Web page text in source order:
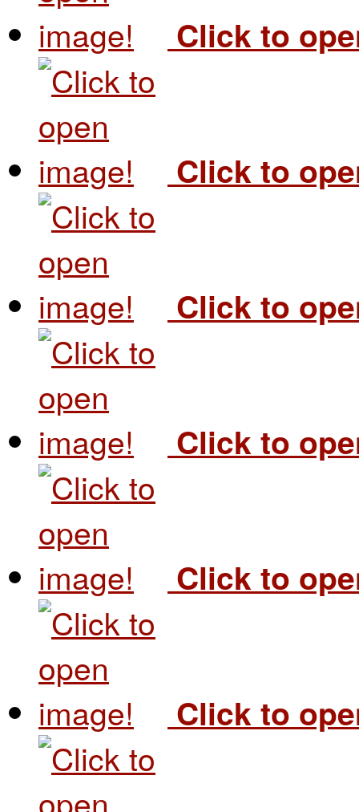
Click to
Click to
Click to
Click to
Click to
Click to